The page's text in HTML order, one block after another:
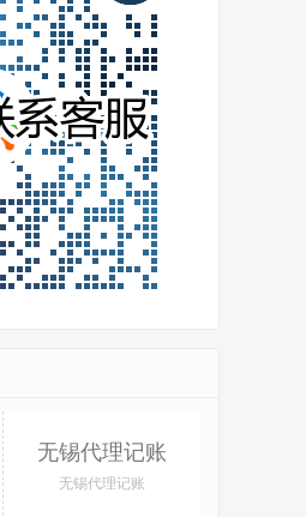
无锡代理记账
无锡代理记账